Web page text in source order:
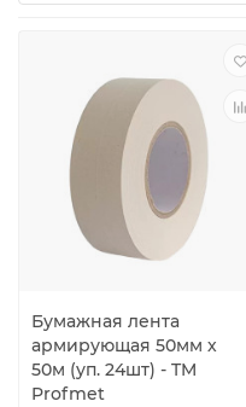
Бумажная лента
армирующая 50мм х
50м (уп. 24шт) - TM
Profmet